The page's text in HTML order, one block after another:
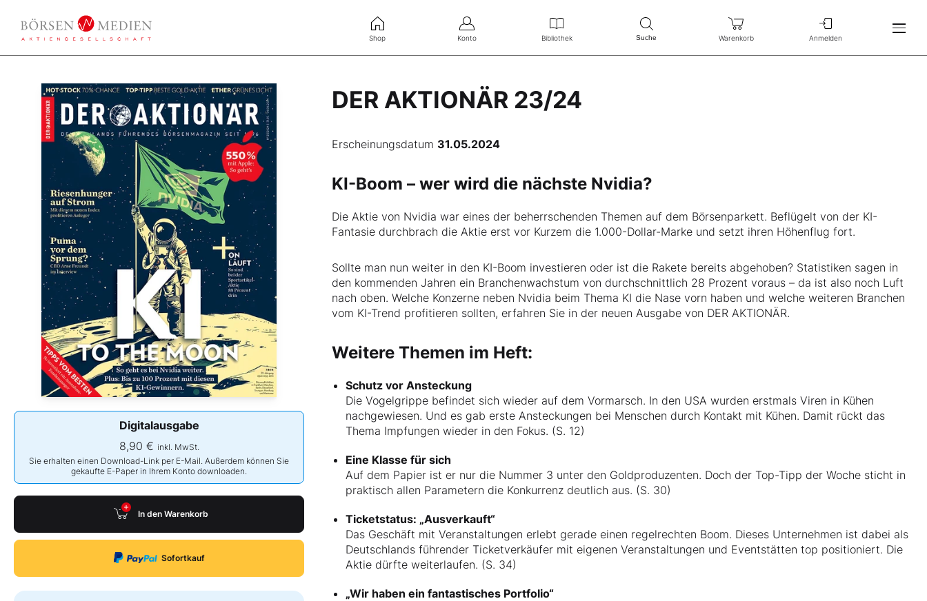
Shop Konto Bibliothek Suche Warenkorb Anmelden
DER AKTIONÄR 23/24
Erscheinungsdatum 31.05.2024
Digitalausgabe
8,90 € inkl. MwSt.
Sie erhalten einen Download-Link per E-Mail. Außerdem können Sie
gekaufte E-Paper in Ihrem Konto downloaden.
In den Warenkorb
Sofortkauf
KI-Boom – wer wird die nächste Nvidia?
Die Aktie von Nvidia war eines der beherrschenden Themen auf dem Börsenparkett. Beflügelt von der KI-
Fantasie durchbrach die Aktie erst vor Kurzem die 1.000-Dollar-Marke und setzt ihren Höhenflug fort.
Sollte man nun weiter in den KI-Boom investieren oder ist die Rakete bereits abgehoben? Statistiken sagen in
den kommenden Jahren ein Branchenwachstum von durchschnittlich 28 Prozent voraus – da ist also noch Luft
nach oben. Welche Konzerne neben Nvidia beim Thema KI die Nase vorn haben und welche weiteren Branchen
vom KI-Trend profitieren sollten, erfahren Sie in der neuen Ausgabe von DER AKTIONÄR.
Weitere Themen im Heft:
Schutz vor Ansteckung
Die Vogelgrippe befindet sich wieder auf dem Vormarsch. In den USA wurden erstmals Viren in Kühen
nachgewiesen. Und es gab erste Ansteckungen bei Menschen durch Kontakt mit Kühen. Damit rückt das
Thema Impfungen wieder in den Fokus. (S. 12)
Eine Klasse für sich
Auf dem Papier ist er nur die Nummer 3 unter den Goldproduzenten. Doch der Top-Tipp der Woche sticht in
praktisch allen Parametern die Konkurrenz deutlich aus. (S. 30)
Ticketstatus: „Ausverkauft“
Das Geschäft mit Veranstaltungen erlebt gerade einen regelrechten Boom. Dieses Unternehmen ist dabei als
Deutschlands führender Ticketverkäufer mit eigenen Veranstaltungen und Eventstätten top positioniert. Die
Aktie dürfte weiterlaufen. (S. 34)
„Wir haben ein fantastisches Portfolio“